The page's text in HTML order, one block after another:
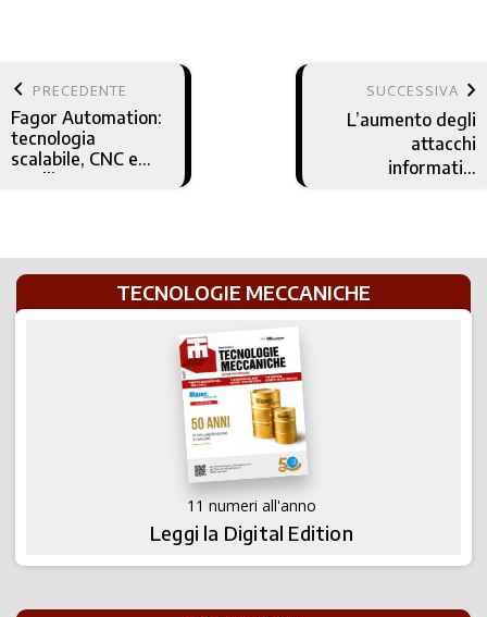
keyboard_arrow_left PRECEDENTE
Fagor Automation:
tecnologia
scalabile, CNC e
Intelligenza
SUCCESSIVA keyboard_arrow_right
L’aumento degli
attacchi
informatici
TECNOLOGIE MECCANICHE
11 numeri all'anno
Leggi la Digital Edition